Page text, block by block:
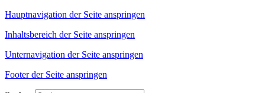
Hauptnavigation der Seite anspringen
Inhaltsbereich der Seite anspringen
Unternavigation der Seite anspringen
Footer der Seite anspringen